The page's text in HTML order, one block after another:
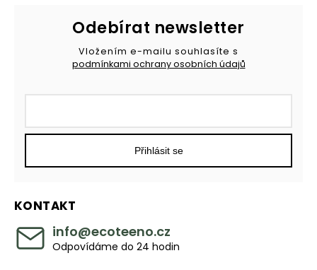
KONTAKT
info@ecoteeno.cz
Odpovídáme do 24 hodin
Odebírat newsletter
Vložením e-mailu souhlasíte s
podmínkami ochrany osobních údajů
Přihlásit se